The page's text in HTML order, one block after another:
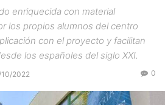
enriquecida con material
los propios alumnos del centro
con el proyecto y facilitan
los españoles del siglo XXI.
2022 0